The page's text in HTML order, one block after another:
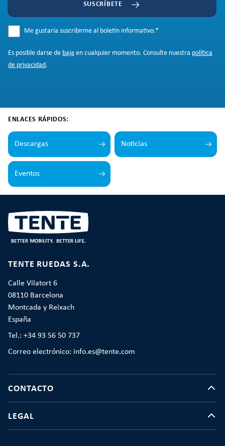
SUSCRÍBETE
Me gustaría suscribirme al boletín informativo.*
Es posible darse de baja en cualquier momento. Consulte nuestra política
de privacidad.
ENLACES RÁPIDOS:
Descargas Noticias
Eventos
TENTE RUEDAS S.A.
Calle Vilatort 6
08110 Barcelona
Montcada y Reixach
España
Tel.: +34 93 56 50 737
Correo electrónico: info.es@tente.com
CONTACTO
LEGAL